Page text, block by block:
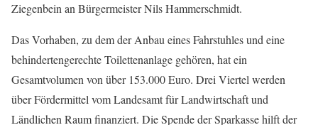
Ziegenbein an Bürgermeister Nils Hammerschmidt.
Das Vorhaben, zu dem der Anbau eines Fahrstuhles und eine
behindertengerechte Toilettenanlage gehören, hat ein
Gesamtvolumen von über 153.000 Euro. Drei Viertel werden
über Fördermittel vom Landesamt für Landwirtschaft und
Ländlichen Raum finanziert. Die Spende der Sparkasse hilft der